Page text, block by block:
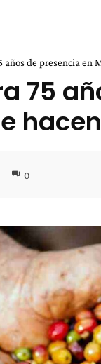
años de presencia en
75
0